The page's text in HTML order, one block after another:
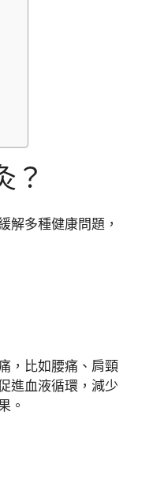
？
解多種健康問題，
，比如腰痛、肩頸
進血液循環，減少
。